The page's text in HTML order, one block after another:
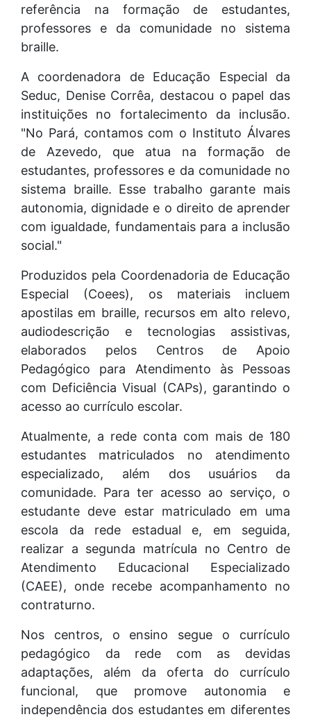
referência na formação de estudantes,
professores e da comunidade no sistema
braille.
A coordenadora de Educação Especial da
Seduc, Denise Corrêa, destacou o papel das
instituições no fortalecimento da inclusão.
"No Pará, contamos com o Instituto Álvares
de Azevedo, que atua na formação de
estudantes, professores e da comunidade no
sistema braille. Esse trabalho garante mais
autonomia, dignidade e o direito de aprender
com igualdade, fundamentais para a inclusão
social."
Produzidos pela Coordenadoria de Educação
Especial (Coees), os materiais incluem
apostilas em braille, recursos em alto relevo,
audiodescrição e tecnologias assistivas,
elaborados pelos Centros de Apoio
Pedagógico para Atendimento às Pessoas
com Deficiência Visual (CAPs), garantindo o
acesso ao currículo escolar.
Atualmente, a rede conta com mais de 180
estudantes matriculados no atendimento
especializado, além dos usuários da
comunidade. Para ter acesso ao serviço, o
estudante deve estar matriculado em uma
escola da rede estadual e, em seguida,
realizar a segunda matrícula no Centro de
Atendimento Educacional Especializado
(CAEE), onde recebe acompanhamento no
contraturno.
Nos centros, o ensino segue o currículo
pedagógico da rede com as devidas
adaptações, além da oferta do currículo
funcional, que promove autonomia e
independência dos estudantes em diferentes